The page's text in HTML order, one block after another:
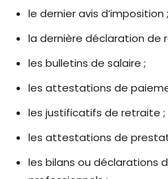
le dernier avis d’imposition ;
la dernière déclaration de
les bulletins de salaire ;
les attestations de
les justificatifs de retraite ;
les attestations de
les bilans ou déclarations